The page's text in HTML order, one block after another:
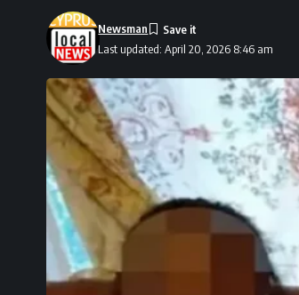
Last updated: April 20, 2026 8:46 am
Newsman